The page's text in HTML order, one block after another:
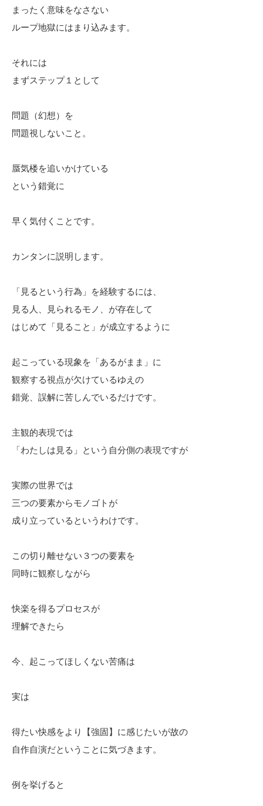
まったく意味をなさない
ループ地獄にはまり込みます。
それには
まずステップ１として
問題（幻想）を
問題視しないこと。
蜃気楼を追いかけている
という錯覚に
早く気付くことです。
カンタンに説明します。
「見るという行為」を経験するには、
見る人、見られるモノ、が存在して
はじめて「見ること」が成立するように
起こっている現象を「あるがまま」に
観察する視点が欠けているゆえの
錯覚、誤解に苦しんでいるだけです。
主観的表現では
「わたしは見る」という自分側の表現ですが
実際の世界では
三つの要素からモノゴトが
成り立っているというわけです。
この切り離せない３つの要素を
同時に観察しながら
快楽を得るプロセスが
理解できたら
今、起こってほしくない苦痛は
実は
得たい快感をより【強固】に感じたいが故の
自作自演だということに気づきます。
例を挙げると